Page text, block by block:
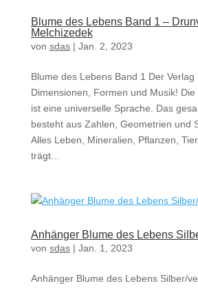
Blume des Lebens Band 1 –
Melchizedek
von sdas| Jan. 2, 2023
Blume des Lebens Band 1 Der Verlag
Dimensionen, Formen und Musik!
ist eine universelle Sprache. Das
besteht aus Zahlen, Geometrien und
Alles Leben, Mineralien, Pflanzen,
trägt...
Anhänger Blume des Lebens
von sdas| Jan. 1, 2023
Anhänger Blume des Lebens Silber/